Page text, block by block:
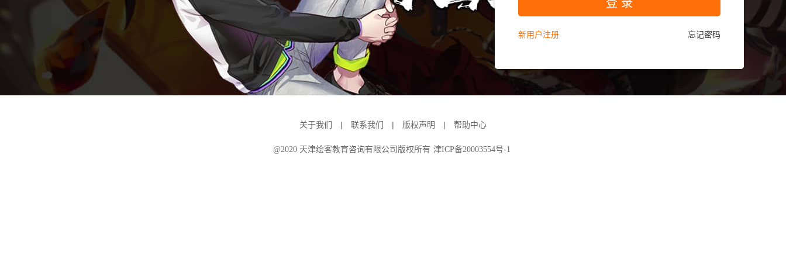
登 录
新用户注册 忘记密码
关于我们 | 联系我们 | 版权声明 | 帮助中心
@2020 天津绘客教育咨询有限公司版权所有 津ICP备20003554号-1